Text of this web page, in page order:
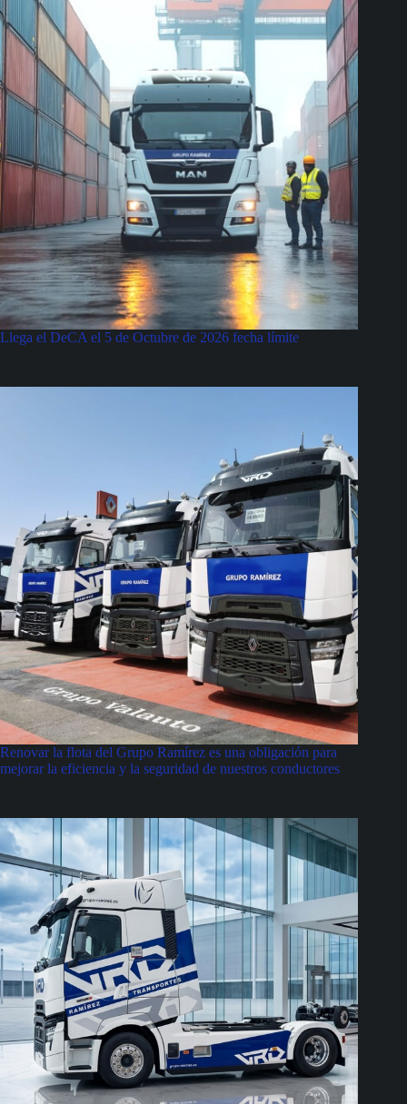
Llega el DeCA el 5 de Octubre de 2026 fecha límite
Renovar la flota del Grupo Ramírez es una obligación para
mejorar la eficiencia y la seguridad de nuestros conductores